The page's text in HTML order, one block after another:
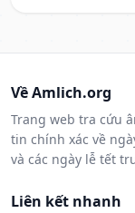
Về Amlich.org
Trang web tra cứu
tin chính xác về
và các ngày lễ tết
Liên kết nhanh